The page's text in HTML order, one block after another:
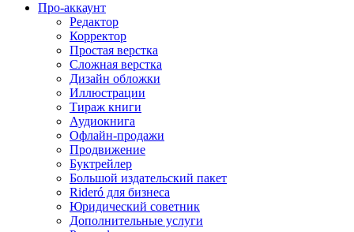
Про-аккаунт
Редактор
Корректор
Простая верстка
Сложная верстка
Дизайн обложки
Иллюстрации
Тираж книги
Аудиокнига
Офлайн-продажи
Продвижение
Буктрейлер
Большой издательский пакет
Rideró для бизнеса
Юридический советник
Дополнительные услуги